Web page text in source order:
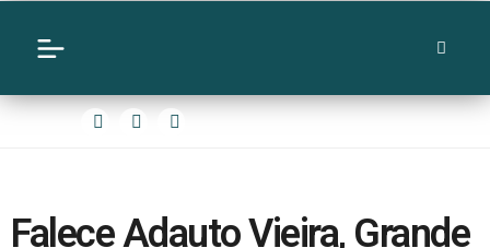
Falece Adauto Vieira, Grande